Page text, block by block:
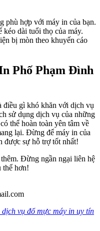
phù hợp với máy in của bạn.
dài tuổi thọ của máy.
bị mòn theo khuyến cáo
Phố Phạm Đình
gì khó khăn với dịch vụ
sử dụng dịch vụ của những
thể hoàn toàn yên tâm về
lại. Đừng để máy in của
được sự hỗ trợ tốt nhất!
Đừng ngần ngại liên hệ
thể hơn!
vụ đổ mực máy in uy tín